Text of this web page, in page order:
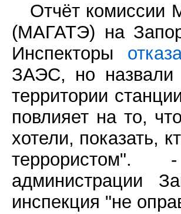
Отчёт комиссии
(МАГАТЭ) на
Инспекторы
ЗАЭС, но назвали
территории
повлияет на то,
хотели, показать,
администрации
инспекция "не